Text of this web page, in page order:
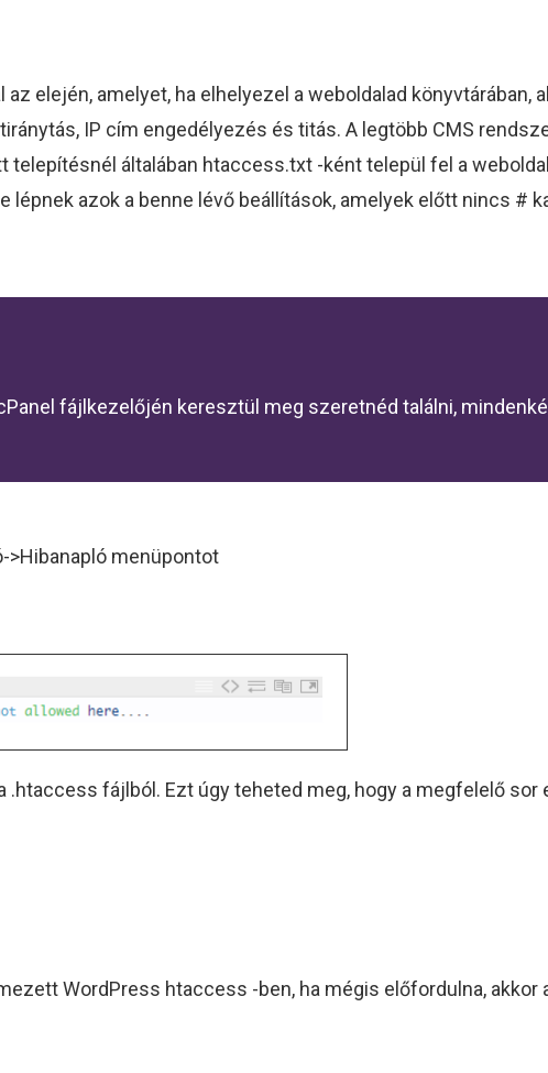
elején, amelyet, ha elhelyezel a weboldalad könyvtárában,
IP cím engedélyezés és titás. A legtöbb CMS
általában htaccess.txt -ként települ fel a
azok a benne lévő beállítások, amelyek előtt nincs #
fájlkezelőjén keresztül meg szeretnéd találni,
>Hibanapló menüpontot
.htaccess fájlból. Ezt úgy teheted meg, hogy a megfelelő sor
WordPress htaccess -ben, ha mégis előfordulna, akkor